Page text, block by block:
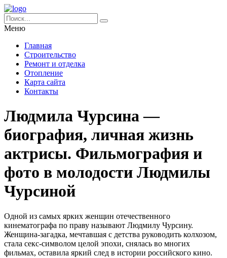
Меню
Главная
Строительство
Ремонт и отделка
Отопление
Карта сайта
Контакты
Людмила Чурсина —
биография, личная жизнь
актрисы. Фильмография и
фото в молодости Людмилы
Чурсиной
Одной из самых ярких женщин отечественного
кинематографа по праву называют Людмилу Чурсину.
Женщина-загадка, мечтавшая с детства руководить колхозом,
стала секс-символом целой эпохи, снялась во многих
фильмах, оставила яркий след в истории российского кино.